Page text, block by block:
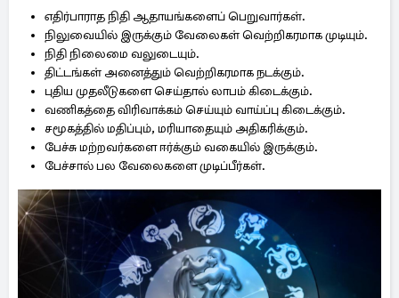
எதிர்பாராத நிதி ஆதாயங்களைப் பெறுவார்கள்.
நிலுவையில் இருக்கும் வேலைகள் வெற்றிகரமாக முடியும்.
நிதி நிலைமை வலுடையும்.
திட்டங்கள் அனைத்தும் வெற்றிகரமாக நடக்கும்.
புதிய முதலீடுகளை செய்தால் லாபம் கிடைக்கும்.
வணிகத்தை விரிவாக்கம் செய்யும் வாய்ப்பு கிடைக்கும்.
சமூகத்தில் மதிப்பும், மரியாதையும் அதிகரிக்கும்.
பேச்சு மற்றவர்களை ஈர்க்கும் வகையில் இருக்கும்.
பேச்சால் பல வேலைகளை முடிப்பீர்கள்.